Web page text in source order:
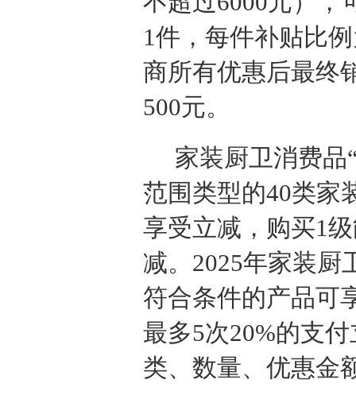
1件，每件补贴比
商所有优惠后最终
500元。
家装厨卫消费品
范围类型的40类家
享受立减，购买1
减。2025年家装厨
符合条件的产品可
最多5次20%的支
类、数量、优惠金